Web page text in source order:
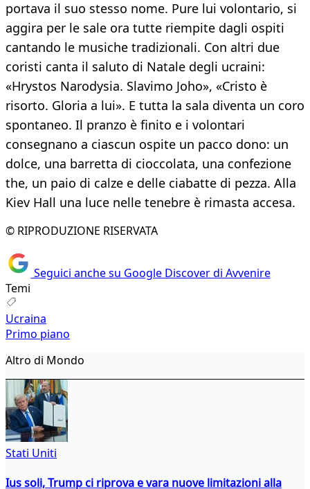
portava il suo stesso nome. Pure lui volontario, si
aggira per le sale ora tutte riempite dagli ospiti
cantando le musiche tradizionali. Con altri due
coristi canta il saluto di Natale degli ucraini:
«Hrystos Narodysia. Slavimo Joho», «Cristo è
risorto. Gloria a lui». E tutta la sala diventa un coro
spontaneo. Il pranzo è finito e i volontari
consegnano a ciascun ospite un pacco dono: un
dolce, una barretta di cioccolata, una confezione
the, un paio di calze e delle ciabatte di pezza. Alla
Kiev Hall una luce nelle tenebre è rimasta accesa.
© RIPRODUZIONE RISERVATA
Seguici anche su Google Discover di Avvenire
Temi
Ucraina
Primo piano
Altro di Mondo
Stati Uniti
Ius soli, Trump ci riprova e vara nuove limitazioni alla